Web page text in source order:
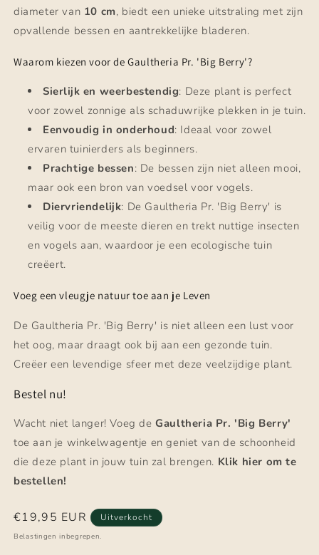
diameter van 10 cm, biedt een unieke uitstraling met zijn
opvallende bessen en aantrekkelijke bladeren.
Waarom kiezen voor de Gaultheria Pr. 'Big Berry'?
Sierlijk en weerbestendig: Deze plant is perfect
voor zowel zonnige als schaduwrijke plekken in je tuin.
Eenvoudig in onderhoud: Ideaal voor zowel
ervaren tuinierders als beginners.
Prachtige bessen: De bessen zijn niet alleen mooi,
maar ook een bron van voedsel voor vogels.
Diervriendelijk: De Gaultheria Pr. 'Big Berry' is
veilig voor de meeste dieren en trekt nuttige insecten
en vogels aan, waardoor je een ecologische tuin
creëert.
Voeg een vleugje natuur toe aan je Leven
De Gaultheria Pr. 'Big Berry' is niet alleen een lust voor
het oog, maar draagt ook bij aan een gezonde tuin.
Creëer een levendige sfeer met deze veelzijdige plant.
Bestel nu!
Wacht niet langer! Voeg deGaultheria Pr. 'Big Berry'
toe aan je winkelwagentje en geniet van de schoonheid
die deze plant in jouw tuin zal brengen. Klik hier om te
bestellen!
Normale
prijs
€19,95 EUR Uitverkocht
Belastingen inbegrepen.